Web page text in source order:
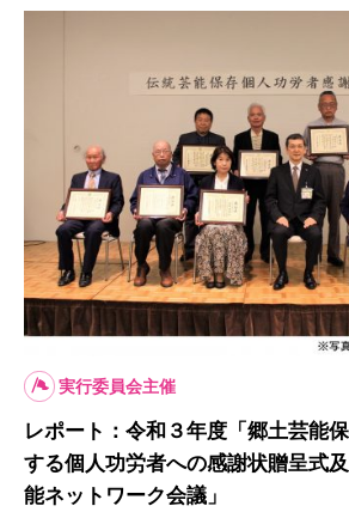
実行委員会主催
レポート：令和３年度「郷土芸能
する個人功労者への感謝状贈呈式
能ネットワーク会議」